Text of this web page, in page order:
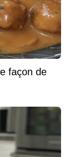
façon de